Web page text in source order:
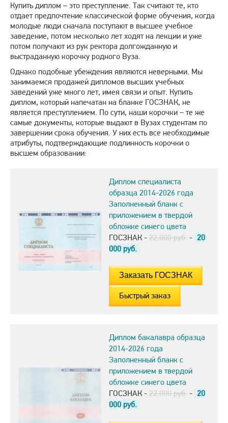
Купить диплом – это преступление. Так считают те, кто
отдает предпочтение классической форме обучения, когда
молодые люди сначала поступают в высшее учебное
заведение, потом несколько лет ходят на лекции и уже
потом получают из рук ректора долгожданную и
выстраданную корочку родного Вуза.
Однако подобные убеждения являются неверными. Мы
занимаемся продажей дипломов высших учебных
заведений уже много лет, имея связи и опыт. Купить
диплом, который напечатан на бланке ГОСЗНАК, не
является преступлением. По сути, наши корочки – те же
самые документы, которые выдают в Вузах студентам по
завершении срока обучения. У них есть все необходимые
атрибуты, подтверждающие подлинность корочки о
высшем образовании:
Диплом специалиста
образца 2014-2026 года
Заполненный бланк с
приложением в твердой
обложке синего цвета
ГОСЗНАК - 22.000 руб. - 20
000 руб.
Быстрый заказ
Диплом бакалавра образца
2014-2026 года
Заполненный бланк с
приложением в твердой
обложке синего цвета
ГОСЗНАК - 22.000 руб. - 20
000 руб.